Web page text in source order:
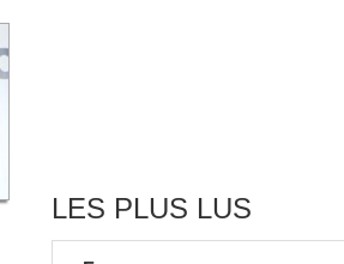
LES PLUS LUS